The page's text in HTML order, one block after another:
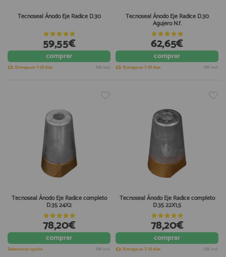
Tecnoseal Ánodo Eje Radice D.30
59,55€
comprar
Entrega en 7-10 días IVA incl.
Tecnoseal Ánodo Eje Radice D.30
Agujero N.f.
62,65€
comprar
Entrega en 7-10 días IVA incl.
Tecnoseal Ánodo Eje Radice completo
D.35 24X2
78,20€
comprar
Seleccionar opción IVA incl.
Tecnoseal Ánodo Eje Radice completo
D.35 22X1,5
78,20€
comprar
Entrega en 7-10 días IVA incl.